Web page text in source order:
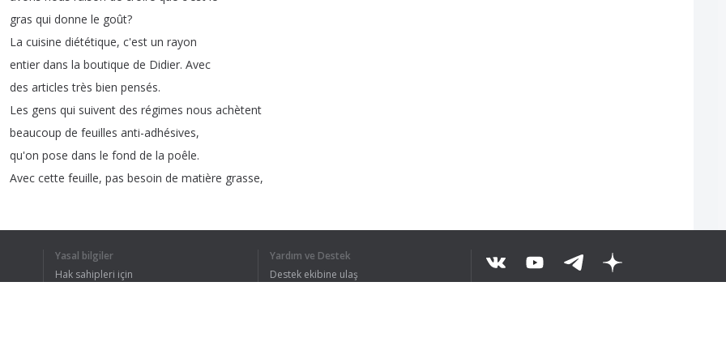
gras qui donne le goût?
La cuisine diététique, c'est un rayon
entier dans la boutique de Didier. Avec
des articles très bien pensés.
Les gens qui suivent des régimes nous achètent
beaucoup de feuilles anti-adhésives,
qu'on pose dans le fond de la poêle.
Avec cette feuille, pas besoin de matière grasse,
.
Yasal bilgiler
Hak sahipleri için
Yardım ve Destek
Destek ekibine ulaş